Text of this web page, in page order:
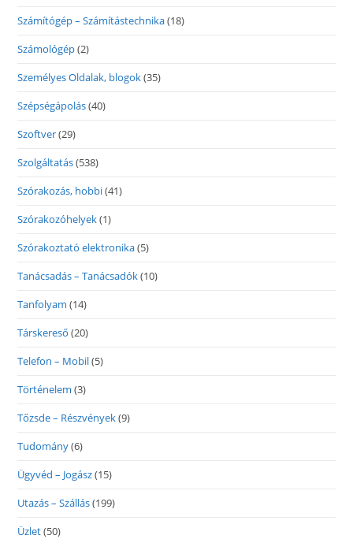
Számítógép – Számítástechnika(18)
Számológép(2)
Személyes Oldalak, blogok(35)
Szépségápolás(40)
Szoftver(29)
Szolgáltatás(538)
Szórakozás, hobbi(41)
Szórakozóhelyek(1)
Szórakoztató elektronika(5)
Tanácsadás – Tanácsadók(10)
Tanfolyam (14)
Társkereső (20)
Telefon – Mobil(5)
Történelem (3)
Tőzsde – Részvények(9)
Tudomány(6)
Ügyvéd – Jogász(15)
Utazás – Szállás(199)
Üzlet(50)